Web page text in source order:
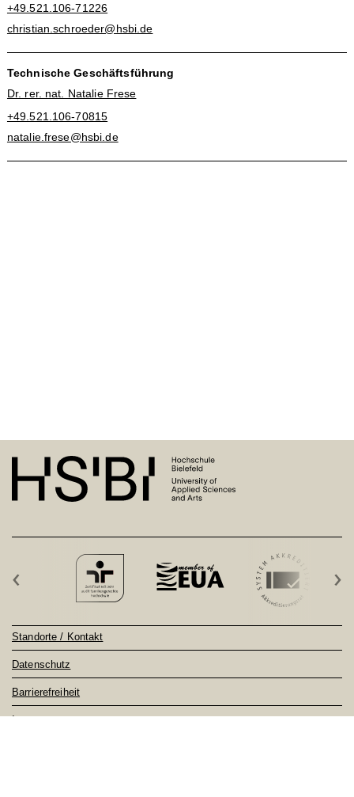
+49.521.106-71226
christian.schroeder@hsbi.de
Technische Geschäftsführung
Dr. rer. nat. Natalie Frese
+49.521.106-70815
natalie.frese@hsbi.de
‹ ›
Standorte / Kontakt
Datenschutz
Barrierefreiheit
Impressum